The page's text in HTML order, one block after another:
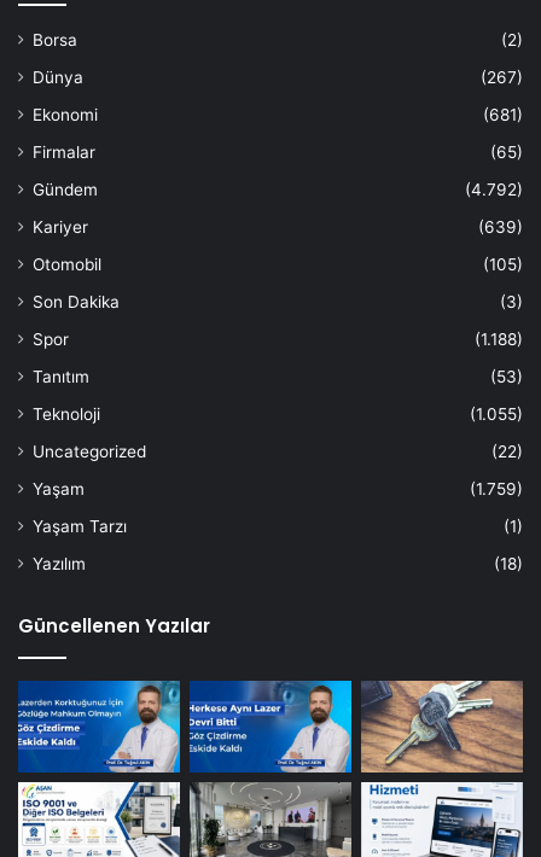
Borsa
(2)
Dünya
(267)
Ekonomi
(681)
Firmalar
(65)
Gündem
(4.792)
Kariyer
(639)
Otomobil
(105)
Son Dakika
(3)
Spor
(1.188)
Tanıtım
(53)
Teknoloji
(1.055)
Uncategorized
(22)
Yaşam
(1.759)
Yaşam Tarzı
(1)
Yazılım
(18)
Güncellenen Yazılar